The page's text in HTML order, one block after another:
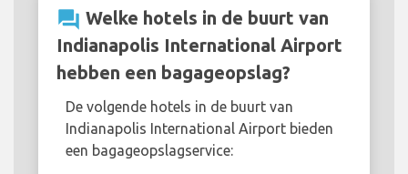
question_answer Welke hotels in de buurt van
Indianapolis International Airport
hebben een bagageopslag?
De volgende hotels in de buurt van
Indianapolis International Airport bieden
een bagageopslagservice: